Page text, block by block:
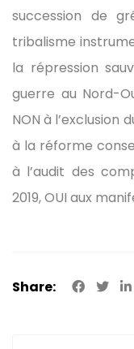
succession de
tribalisme
la répression
guerre au Nord-
NON à l’exclusion
à la réforme
à l’audit des
2019, OUI aux
Share: